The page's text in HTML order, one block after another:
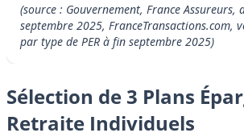
(source : Gouvernement, France Assureurs,
septembre 2025, FranceTransactions.com,
par type de PER à fin septembre 2025)
Sélection de 3 Plans
Retraite Individuels